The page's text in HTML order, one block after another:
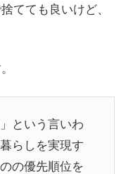
てても良いけど、
という言いわ
らしを実現す
の優先順位を